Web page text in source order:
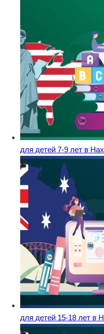
для детей 7-9 лет в
для детей 15-18 лет в